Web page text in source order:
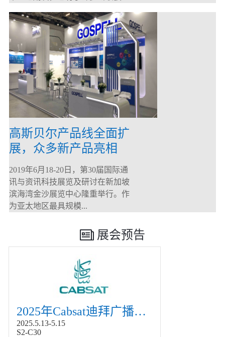
高斯贝尔产品线全面扩
展，众多新产品亮相
CommunicAsia 2019
2019年6月18-20日，第30届国际通
讯与资讯科技展览及研讨在新加坡
滨海湾金沙展览中心隆重举行。作
为亚太地区最具规模...
展会预告
2025年Cabsat迪拜广播电视展
2025.5.13-5.15
S2-C30